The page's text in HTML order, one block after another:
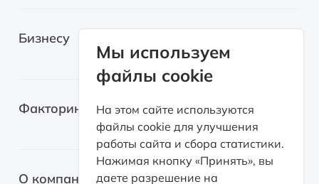
Автомобили с пробегом
Электромобили
Лизинг для самозанятых
Возвратный лизинг
Бизнесу
Легковые автомобили
Грузовые автомобили
Оборудование
Факторинг
О компании
Мы используем
файлы cookie
На этом сайте используются
файлы cookie для улучшения
работы сайта и сбора статистики.
Нажимая кнопку «Принять», вы
даете разрешение на